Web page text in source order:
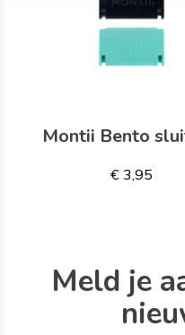
Montii Bento
€ 3,95
Meld je